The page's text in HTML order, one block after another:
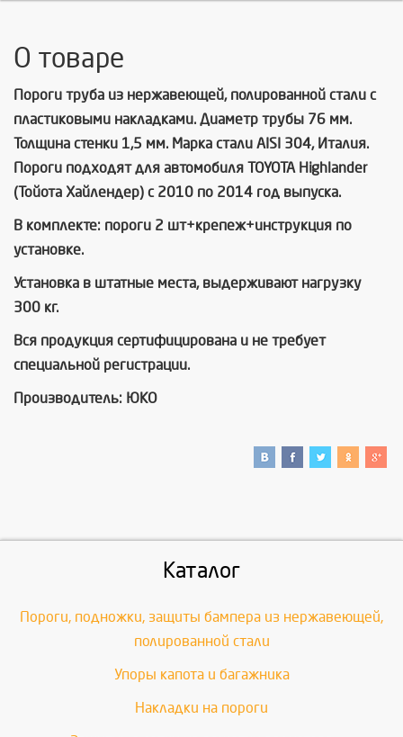
О товаре
Пороги труба из нержавеющей, полированной стали с
пластиковыми накладками. Диаметр трубы 76 мм.
Толщина стенки 1,5 мм. Марка стали AISI 304, Италия.
Пороги подходят для автомобиля TOYOTA Highlander
(Тойота Хайлендер) с 2010 по 2014 год выпуска.
В комплекте: пороги 2 шт+крепеж+инструкция по
установке.
Установка в штатные места, выдерживают нагрузку
300 кг.
Вся продукция сертифицирована и не требует
специальной регистрации.
Производитель: ЮКО
Каталог
Пороги, подножки, защиты бампера из нержавеющей,
полированной стали
Упоры капота и багажника
Накладки на пороги